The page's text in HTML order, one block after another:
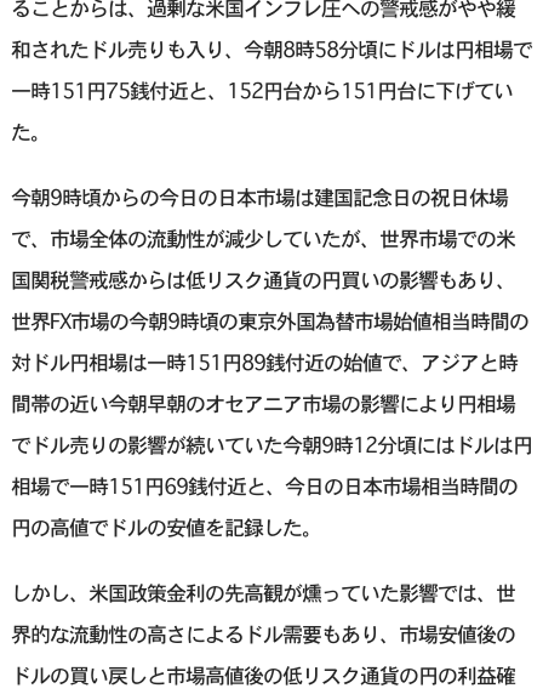
ることからは、過剰な米国インフレ圧への警戒感がやや緩
和されたドル売りも入り、今朝8時58分頃にドルは円相場で
一時151円75銭付近と、152円台から151円台に下げてい
た。
今朝9時頃からの今日の日本市場は建国記念日の祝日休場
で、市場全体の流動性が減少していたが、世界市場での米
国関税警戒感からは低リスク通貨の円買いの影響もあり、
世界FX市場の今朝9時頃の東京外国為替市場始値相当時間の
対ドル円相場は一時151円89銭付近の始値で、アジアと時
間帯の近い今朝早朝のオセアニア市場の影響により円相場
でドル売りの影響が続いていた今朝9時12分頃にはドルは円
相場で一時151円69銭付近と、今日の日本市場相当時間の
円の高値でドルの安値を記録した。
しかし、米国政策金利の先高観が燻っていた影響では、世
界的な流動性の高さによるドル需要もあり、市場安値後の
ドルの買い戻しと市場高値後の低リスク通貨の円の利益確